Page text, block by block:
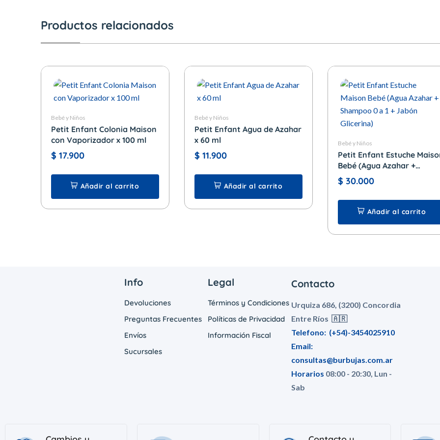
Productos relacionados
Bebé y Niños
Petit Enfant Colonia Maison
con Vaporizador x 100 ml
$ 17.900
Añadir al carrito
Bebé y Niños
Petit Enfant Agua de Azahar
x 60 ml
$ 11.900
Añadir al carrito
Bebé y Niños
Petit Enfant Estuche
Bebé (Agua Azahar +
Shampoo 0 a 1 + Jabón
Glicerina)
$ 30.000
Añadir al carrito
Info
Devoluciones
Preguntas Frecuentes
Envíos
Sucursales
Legal
Términos y Condiciones
Políticas de Privacidad
Información Fiscal
Contacto
Urquiza 686, (3200) Concordia
Entre Ríos 🇦🇷
Telefono: (+54)-3454025910
Email:
consultas@burbujas.com.ar
Horarios 08:00 - 20:30, Lun -
Sab